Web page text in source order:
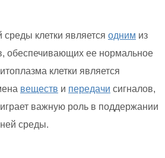
среды клетки является одним из
обеспечивающих ее нормальное
клетки является
веществ и передачи сигналов,
важную роль в поддержании
среды.